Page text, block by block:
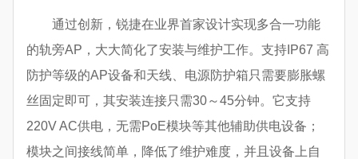
通过创新，锐捷在业界首家设计实现多合一功能
的轨旁AP，大大简化了安装与维护工作。支持IP67 高
防护等级的AP设备和天线、电源防护箱只需要膨胀螺
丝固定即可，其安装连接只需30～45分钟。它支持
220V AC供电，无需PoE模块等其他辅助供电设备；
模块之间接线简单，降低了维护难度，并且设备上自